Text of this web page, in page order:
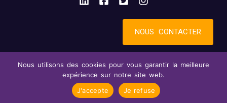
NOUS CONTACTER
Mentions légalesAccessibilité : partiellement conforme
Confidentialité© 2025 - SynBird
Nous utilisons des cookies pour vous garantir la meilleure
expérience sur notre site web.
J'accepte
Je refuse